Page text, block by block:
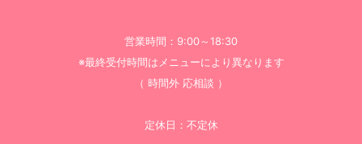
営業時間：9:00～18:30
※最終受付時間はメニューにより異なります
（ 時間外 応相談 ）
定休日：不定休